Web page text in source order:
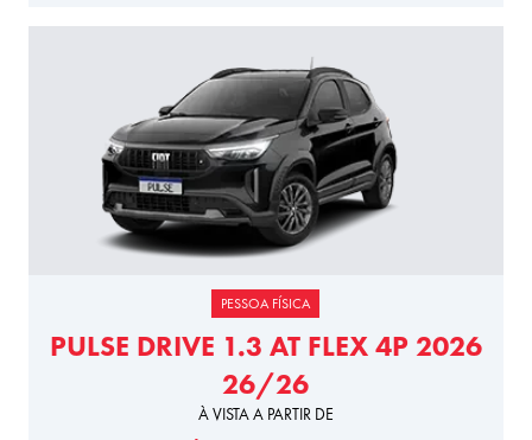
PESSOA FÍSICA
PULSE DRIVE 1.3 AT FLEX 4P 2026
26/26
À VISTA A PARTIR DE